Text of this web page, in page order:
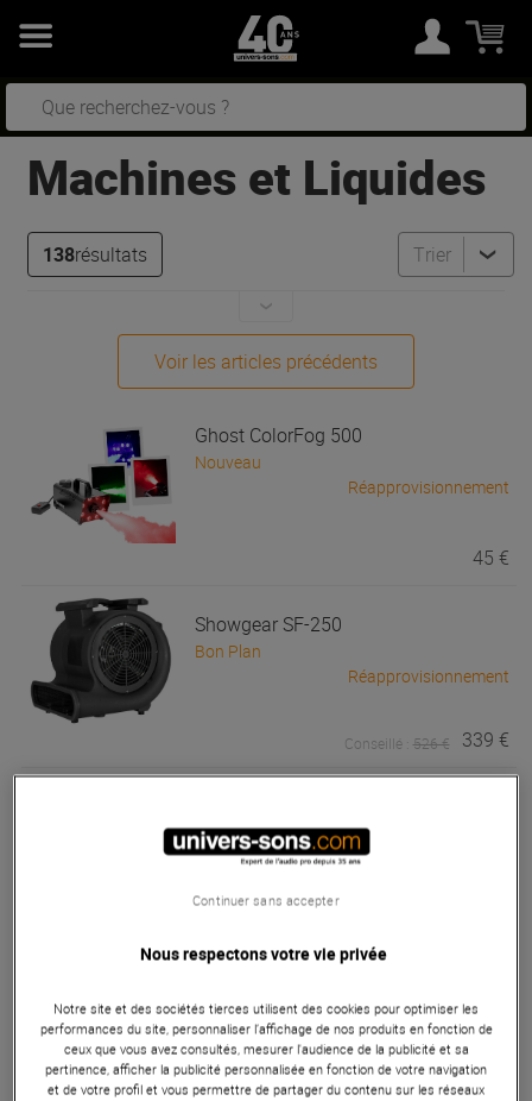
Machines et Liquides
138résultats Trier
Voir les articles précédents
Ghost ColorFog 500
Nouveau
Réapprovisionnement
45 €
ShowgearSF-250
Bon Plan
Réapprovisionnement
Conseillé : 526 € 339 €
Best of
EvoliteTwin Pack Evo Spark 600 +
Flight case + Recharges
Pas en Stock
Nous respectons votre vie privée
Notre site et des sociétés tierces utilisent des cookies pour optimiser les
performances du site, personnaliser l’affichage de nos produits en fonction de
ceux que vous avez consultés, mesurer l'audience de la publicité et sa
pertinence, afficher la publicité personnalisée en fonction de votre navigation
et de votre profil et vous permettre de partager du contenu sur les réseaux
Continuer sans accepter